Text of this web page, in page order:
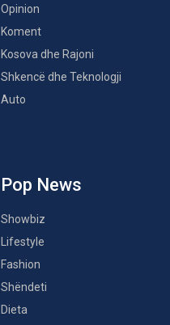
Opinion
Koment
Kosova dhe Rajoni
Shkencë dhe Teknologji
Auto
Pop News
Showbiz
Lifestyle
Fashion
Shëndeti
Dieta